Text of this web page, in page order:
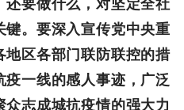
要做什么，对坚定全社
。要深入宣传党中央重
地区各部门联防联控的措
一线的感人事迹，广泛
志成城抗疫情的强大力